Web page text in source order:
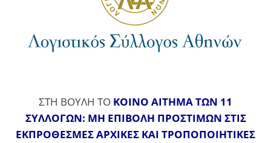
ΣΤΗ ΒΟΥΛΗ ΤΟ ΚΟΙΝΟ ΑΙΤΗΜΑ ΤΩΝ 11
ΣΥΛΛΟΓΩΝ: ΜΗ ΕΠΙΒΟΛΗ ΠΡΟΣΤΙΜΩΝ ΣΤΙΣ
ΕΚΠΡΟΘΕΣΜΕΣ ΑΡΧΙΚΕΣ ΚΑΙ ΤΡΟΠΟΠΟΙΗΤΙΚΕΣ